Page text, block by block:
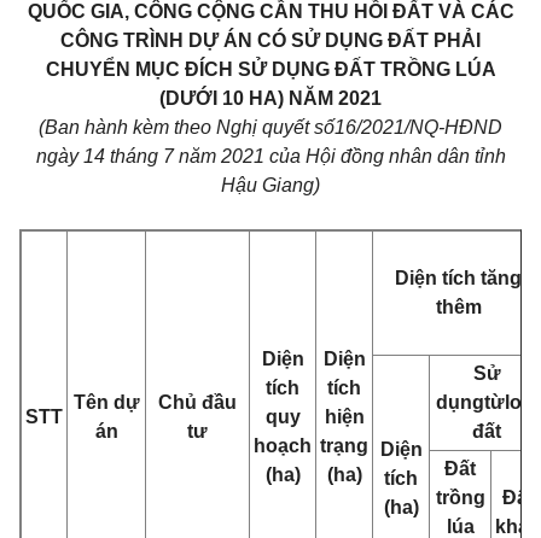
QUỐC GIA, CÔNG CỘNG CẦN THU HỒI ĐẤT VÀ CÁC
CÔNG TRÌNH DỰ ÁN CÓ SỬ DỤNG ĐẤT PHẢI
CHUYỂN MỤC ĐÍCH SỬ DỤNG ĐẤT TRỒNG LÚA
(DƯỚI 10 HA) NĂM 2021
(Ban hành kèm theo Nghị quyết số16/2021/NQ-HĐND
ngày 14 tháng 7 năm 2021 của Hội đồng nhân dân tỉnh
Hậu Giang)
STT
Tên dự
án
Chủ đầu
tư
Diện
tích
quy
hoạch
(ha)
Diện
tích
hiện
trạng
(ha)
Diện tích tăng
thêm
Diện
tích
(ha)
Sử
dụngtừ loại
đất
Đất
trồng
lúa
Đất
khác